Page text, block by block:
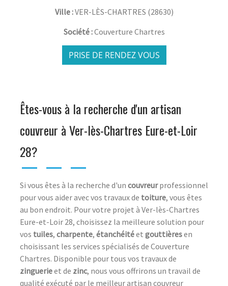
Ville :VER-LÈS-CHARTRES (28630)
Société :Couverture Chartres
PRISE DE RENDEZ VOUS
Êtes-vous à la recherche d'un artisan
couvreur à Ver-lès-Chartres Eure-et-Loir
28?
Si vous êtes à la recherche d'un couvreurprofessionnel
pour vous aider avec vos travaux de toiture, vous êtes
au bon endroit. Pour votre projet à Ver-lès-Chartres
Eure-et-Loir 28, choisissez la meilleure solution pour
vos tuiles, charpente, étanchéitéet gouttièresen
choisissant les services spécialisés de Couverture
Chartres. Disponible pour tous vos travaux de
zinguerieet de zinc, nous vous offrirons un travail de
qualité exécuté par le meilleur artisan couvreur